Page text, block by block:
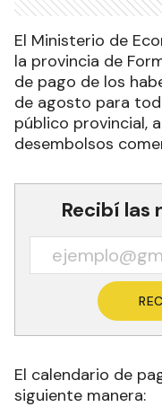
El Ministerio de
la provincia de
de pago de los
de agosto para
público provincial,
desembolsos
Recibí las
El calendario de
siguiente manera: